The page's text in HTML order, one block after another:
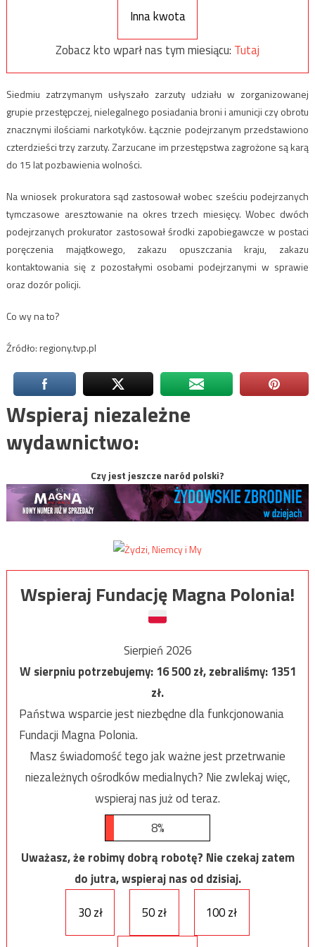
Inna kwota
Zobacz kto wparł nas tym miesiącu: Tutaj
Siedmiu zatrzymanym usłyszało zarzuty udziału w zorganizowanej
grupie przestępczej, nielegalnego posiadania broni i amunicji czy obrotu
znacznymi ilościami narkotyków. Łącznie podejrzanym przedstawiono
czterdzieści trzy zarzuty. Zarzucane im przestępstwa zagrożone są karą
do 15 lat pozbawienia wolności.
Na wniosek prokuratora sąd zastosował wobec sześciu podejrzanych
tymczasowe aresztowanie na okres trzech miesięcy. Wobec dwóch
podejrzanych prokurator zastosował środki zapobiegawcze w postaci
poręczenia majątkowego, zakazu opuszczania kraju, zakazu
kontaktowania się z pozostałymi osobami podejrzanymi w sprawie
oraz dozór policji.
Co wy na to?
Źródło: regiony.tvp.pl
Wspieraj niezależne
wydawnictwo:
Czy jest jeszcze naród polski?
Wspieraj Fundację Magna Polonia!
Sierpień 2026
W sierpniu potrzebujemy:16 500zł, zebraliśmy:1351
zł.
Państwa wsparcie jest niezbędne dla funkcjonowania
Fundacji Magna Polonia.
Masz świadomość tego jak ważne jest przetrwanie
niezależnych ośrodków medialnych? Nie zwlekaj więc,
wspieraj nas już od teraz.
8%
Uważasz, że robimy dobrą robotę? Nie czekaj zatem
do jutra, wspieraj nas od dzisiaj.
30 zł
50 zł 100 zł